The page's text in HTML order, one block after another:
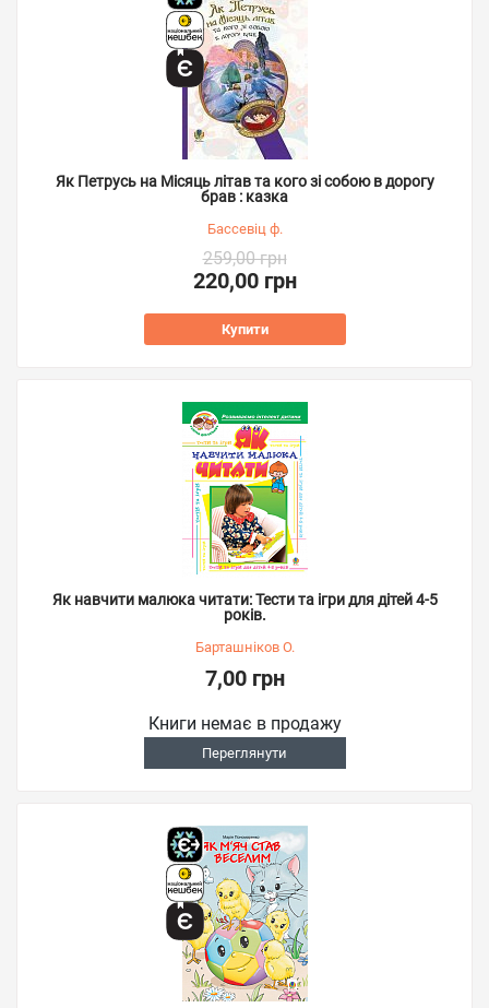
Як Петрусь на Місяць літав та кого зі собою в дорогу
брав : казка
Бассевіц ф.
259,00 грн
220,00 грн
Купити
Як навчити малюка читати: Тести та ігри для дітей 4-5
років.
Барташніков О.
7,00 грн
Книги немає в продажу
Переглянути